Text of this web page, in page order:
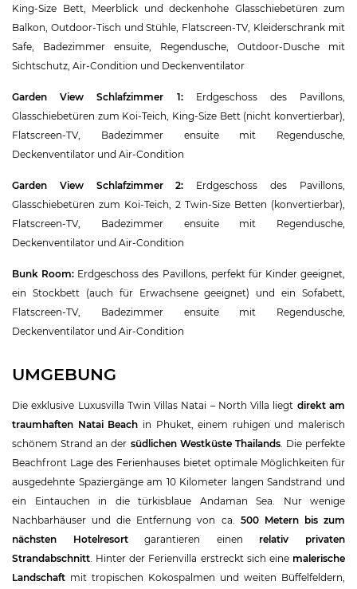
King-Size Bett, Meerblick und deckenhohe Glasschiebetüren zum
Balkon, Outdoor-Tisch und Stühle, Flatscreen-TV, Kleiderschrank mit
Safe, Badezimmer ensuite, Regendusche, Outdoor-Dusche mit
Sichtschutz, Air-Condition und Deckenventilator
Garden View Schlafzimmer 1: Erdgeschoss des Pavillons,
Glasschiebetüren zum Koi-Teich, King-Size Bett (nicht konvertierbar),
Flatscreen-TV, Badezimmer ensuite mit Regendusche,
Deckenventilator und Air-Condition
Garden View Schlafzimmer 2: Erdgeschoss des Pavillons,
Glasschiebetüren zum Koi-Teich, 2 Twin-Size Betten (konvertierbar),
Flatscreen-TV, Badezimmer ensuite mit Regendusche,
Deckenventilator und Air-Condition
Bunk Room: Erdgeschoss des Pavillons, perfekt für Kinder geeignet,
ein Stockbett (auch für Erwachsene geeignet) und ein Sofabett,
Flatscreen-TV, Badezimmer ensuite mit Regendusche,
Deckenventilator und Air-Condition
UMGEBUNG
Die exklusive Luxusvilla Twin Villas Natai – North Villa liegt direkt am
traumhaften Natai Beach in Phuket, einem ruhigen und malerisch
schönem Strand an der südlichen Westküste Thailands. Die perfekte
Beachfront Lage des Ferienhauses bietet optimale Möglichkeiten für
ausgedehnte Spaziergänge am 10 Kilometer langen Sandstrand und
ein Eintauchen in die türkisblaue Andaman Sea. Nur wenige
Nachbarhäuser und die Entfernung von ca. 500 Metern bis zum
nächsten Hotelresortgarantieren einen relativ privaten
Strandabschnitt . Hinter der Ferienvilla erstreckt sich eine malerische
Landschaft mit tropischen Kokospalmen und weiten Büffelfeldern,